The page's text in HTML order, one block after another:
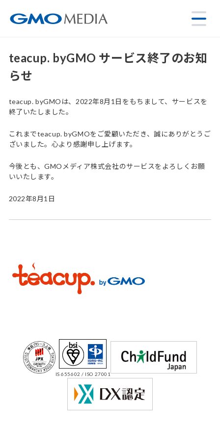
teacup. byGMO サービス終了のお知
らせ
teacup. byGMOは、2022年8月1日をもちまして、サービスを
終了いたしました。
これまでteacup. byGMOをご愛顧いただき、誠にありがとうご
ざいました。心より感謝申し上げます。
今後とも、GMOメディア株式会社のサービスをよろしくお願
いいたします。
2022年8月1日
IS 655602 / ISO 27001